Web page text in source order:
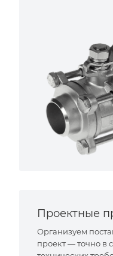
Проектные
Организуем
проект — точно в